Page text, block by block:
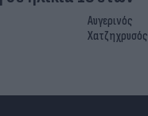
Αυγερινός
Χατζηχρυσός